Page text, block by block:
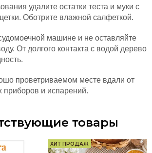
удалите остатки теста и муки с
Оботрите влажной салфеткой.
машине и не оставляйте
От долгого контакта с водой дерево
проветриваемом месте вдали от
приборов и испарений.
товары
ХИТ ПРОДАЖ